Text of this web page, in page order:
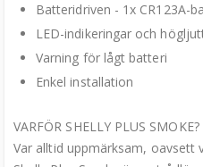
Batteridriven - 1x CR123A-
LED-indikeringar och
Varning för lågt batteri
Enkel installation
VARFÖR SHELLY PLUS SMOKE?
Var alltid uppmärksam, oavsett